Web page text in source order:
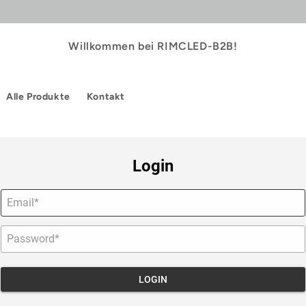
Willkommen bei RIMCLED-B2B!
Alle Produkte Kontakt